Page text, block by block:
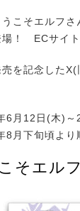
こそエルフさ
場！ ECサイ
を記念したX(
6月12日(木)
8月下旬頃より
そエル